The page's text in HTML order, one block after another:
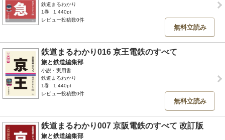
鉄道まるわかり
1巻
1,440pt
レビュー投稿数0件
無料立読み
鉄道まるわかり016 京王電鉄のすべて
旅と鉄道編集部
小説・実用書
鉄道まるわかり
1巻
1,440pt
レビュー投稿数0件
無料立読み
鉄道まるわかり007 京阪電鉄のすべて 改訂版
旅と鉄道編集部